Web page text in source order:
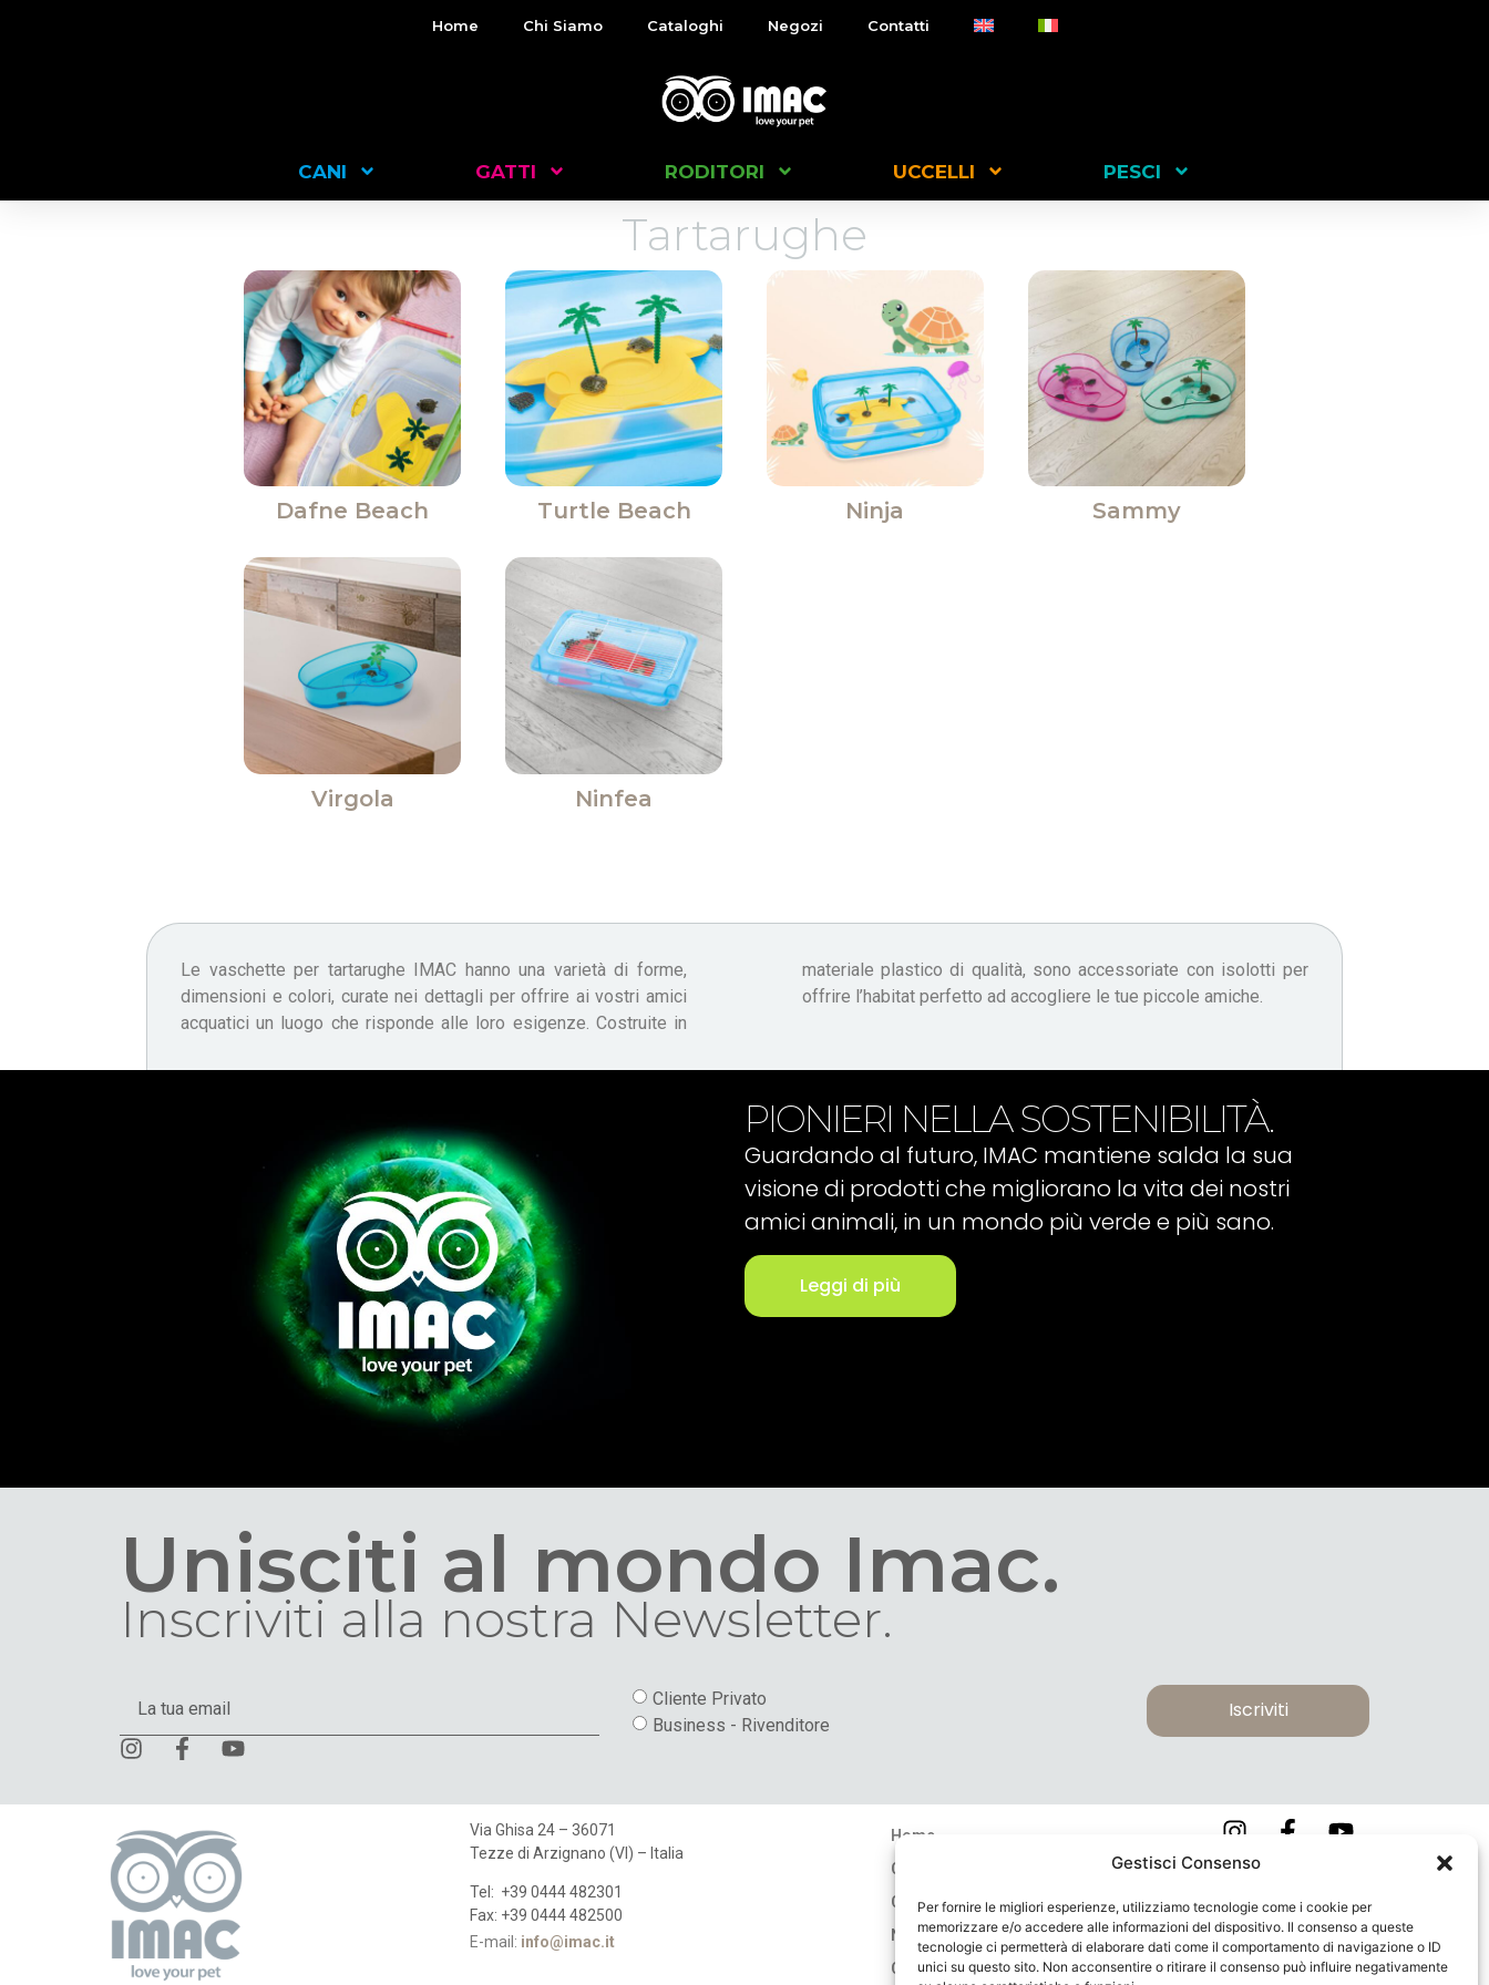
Gestisci Consenso
Per fornire le migliori esperienze, utilizziamo tecnologie come i cookie per
memorizzare e/o accedere alle informazioni del dispositivo. Il consenso a queste
tecnologie ci permetterà di elaborare dati come il comportamento di navigazione o ID
unici su questo sito. Non acconsentire o ritirare il consenso può influire negativamente
Home Chi Siamo Cataloghi Negozi Contatti
CANI GATTI RODITORI UCCELLI PESCI
Tartarughe
Dafne Beach Turtle Beach Ninja Sammy
Virgola Ninfea
Le vaschette per tartarughe IMAC hanno una varietà di forme,
dimensioni e colori, curate nei dettagli per offrire ai vostri amici
acquatici un luogo che risponde alle loro esigenze. Costruite in
materiale plastico di qualità, sono accessoriate con isolotti per
offrire l’habitat perfetto ad accogliere le tue piccole amiche.
PIONIERI NELLA SOSTENIBILITÀ.
Guardando al futuro, IMAC mantiene salda la sua
visione di prodotti che migliorano la vita dei nostri
amici animali, in un mondo più verde e più sano.
Leggi di più
Unisciti al mondo Imac.
Inscriviti alla nostra Newsletter.
Cliente Privato
Business - Rivenditore
Iscriviti
Via Ghisa 24 – 36071
Tezze di Arzignano (VI) – Italia
Tel: +39 0444 482301
Fax: +39 0444 482500
E-mail: info@imac.it
Home
Chi Siamo
Cataloghi
Negozi
Contatti
COOKIE POLICY
PRIVACY POLICY